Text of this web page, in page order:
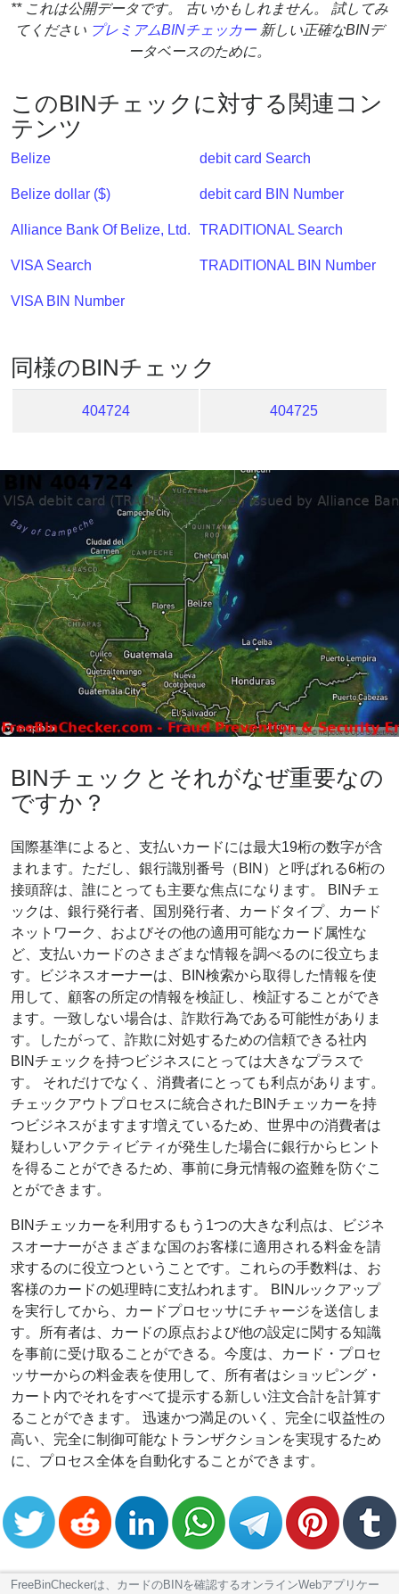
?
IP
IP
BIN
Checker
/
** これは公開データです。 古いかもしれません。 試してみ
てください プレミアムBINチェッカー新しい正確なBINデ
ータベースのために。
このBINチェックに対する関連コン
テンツ
Belize
Belize dollar ($)
Alliance Bank Of Belize, Ltd.
VISA Search
VISA BIN Number
debit card Search
debit card BIN Number
TRADITIONAL Search
TRADITIONAL BIN Number
同様のBINチェック
404724 404725
BINチェックとそれがなぜ重要なの
ですか？
国際基準によると、支払いカードには最大19桁の数字が含
まれます。ただし、銀行識別番号（BIN）と呼ばれる6桁の
接頭辞は、誰にとっても主要な焦点になります。 BINチェ
ックは、銀行発行者、国別発行者、カードタイプ、カード
ネットワーク、およびその他の適用可能なカード属性な
ど、支払いカードのさまざまな情報を調べるのに役立ちま
す。ビジネスオーナーは、BIN検索から取得した情報を使
用して、顧客の所定の情報を検証し、検証することができ
ます。一致しない場合は、詐欺行為である可能性がありま
す。したがって、詐欺に対処するための信頼できる社内
BINチェックを持つビジネスにとっては大きなプラスで
す。 それだけでなく、消費者にとっても利点があります。
チェックアウトプロセスに統合されたBINチェッカーを持
つビジネスがますます増えているため、世界中の消費者は
疑わしいアクティビティが発生した場合に銀行からヒント
を得ることができるため、事前に身元情報の盗難を防ぐこ
とができます。
BINチェッカーを利用するもう1つの大きな利点は、ビジネ
スオーナーがさまざまな国のお客様に適用される料金を請
求するのに役立つということです。これらの手数料は、お
客様のカードの処理時に支払われます。 BINルックアップ
を実行してから、カードプロセッサにチャージを送信しま
す。所有者は、カードの原点および他の設定に関する知識
を事前に受け取ることができる。今度は、カード・プロセ
ッサーからの料金表を使用して、所有者はショッピング・
カート内でそれをすべて提示する新しい注文合計を計算す
ることができます。 迅速かつ満足のいく、完全に収益性の
高い、完全に制御可能なトランザクションを実現するため
に、プロセス全体を自動化することができます。
FreeBinCheckerは、カードのBINを確認するオンラインWebアプリケー